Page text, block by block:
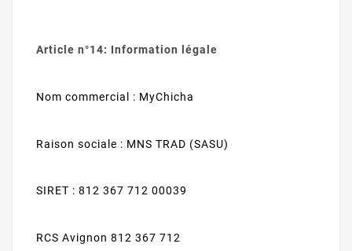
Article n°14: Information légale
Nom commercial : MyChicha
Raison sociale : MNS TRAD (SASU)
SIRET : 812 367 712 00039
RCS Avignon 812 367 712